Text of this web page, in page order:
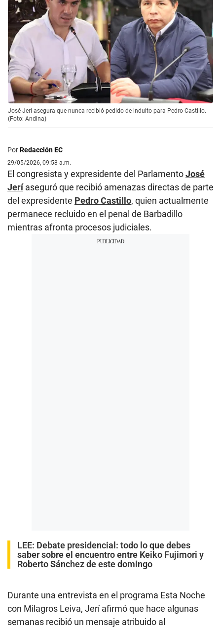
José Jerí asegura que nunca recibió pedido de indulto para Pedro Castillo.
(Foto: Andina)
PorRedacción EC
29/05/2026, 09:58 a.m.
El congresista y expresidente del ParlamentoJosé
Jeríaseguró que recibió amenazas directas de parte
del expresidente Pedro Castillo, quien actualmente
permanece recluido en el penal de Barbadillo
mientras afronta procesos judiciales.
LEE: Debate presidencial: todo lo que debes
saber sobre el encuentro entre Keiko Fujimori y
Roberto Sánchez de este domingo
Durante una entrevista en el programa Esta Noche
con Milagros Leiva, Jerí afirmó que hace algunas
semanas recibió un mensaje atribuido al